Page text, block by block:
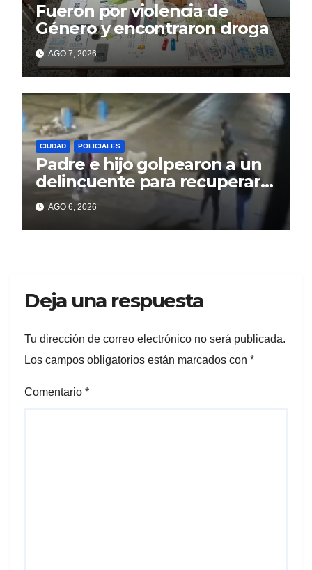
Fueron por violencia de
Género y encontraron droga
AGO 7, 2026
CIUDAD POLICIALES
Padre e hijo golpearon a un
delincuente para recuperar
un celular robado en Berisso
AGO 6, 2026
Deja una respuesta
Tu dirección de correo electrónico no será publicada.
Los campos obligatorios están marcados con *
Comentario *